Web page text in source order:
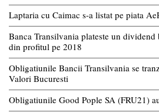
Laptaria cu Caimac s-a listat pe piata
Banca Transilvania plateste un
din profitul pe 2018
Obligatiunile Bancii Transilvania se
Valori Bucuresti
Obligatiunile Good Pople SA (FRU21)